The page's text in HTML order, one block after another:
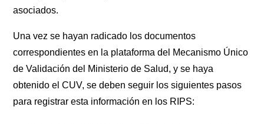
asociados.
Una vez se hayan radicado los documentos
correspondientes en la plataforma del Mecanismo Único
de Validación del Ministerio de Salud, y se haya
obtenido el CUV, se deben seguir los siguientes pasos
para registrar esta información en los RIPS: